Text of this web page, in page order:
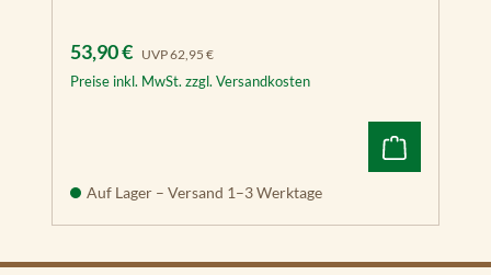
Verkaufspreis:
53,90 € UVP Regulärer Preis:
62,95 €
Preise inkl. MwSt. zzgl. Versandkosten
Auf Lager – Versand 1–3 Werktage